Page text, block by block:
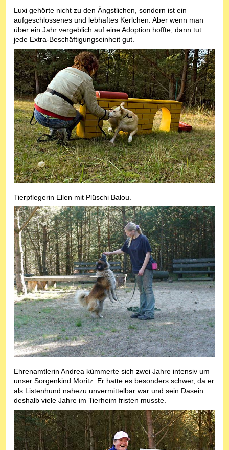
Luxi gehörte nicht zu den Ängstlichen, sondern ist ein
aufgeschlossenes und lebhaftes Kerlchen. Aber wenn man
über ein Jahr vergeblich auf eine Adoption hoffte, dann tut
jede Extra-Beschäftigungseinheit gut.
Tierpflegerin Ellen mit Plüschi Balou.
Ehrenamtlerin Andrea kümmerte sich zwei Jahre intensiv um
unser Sorgenkind Moritz. Er hatte es besonders schwer, da er
als Listenhund nahezu unvermittelbar war und sein Dasein
deshalb viele Jahre im Tierheim fristen musste.